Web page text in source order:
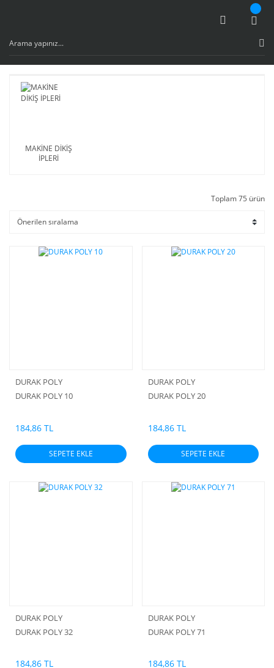
MAKİNE DİKİŞ
İPLERİ
Toplam 75 ürün
DURAK POLY
DURAK POLY 10
184,86 TL
SEPETE EKLE
DURAK POLY
DURAK POLY 20
184,86 TL
SEPETE EKLE
DURAK POLY
DURAK POLY 32
184,86 TL
DURAK POLY
DURAK POLY 71
184,86 TL